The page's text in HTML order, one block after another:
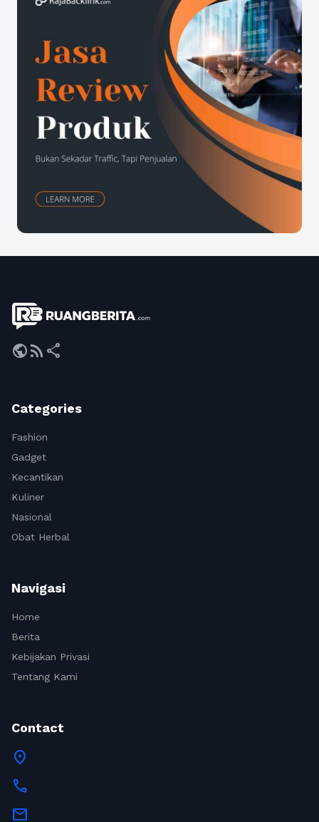
publicrss_feed share
Categories
Fashion
Gadget
Kecantikan
Kuliner
Nasional
Obat Herbal
Navigasi
Home
Berita
Kebijakan Privasi
Tentang Kami
Contact
location_on
call
mail